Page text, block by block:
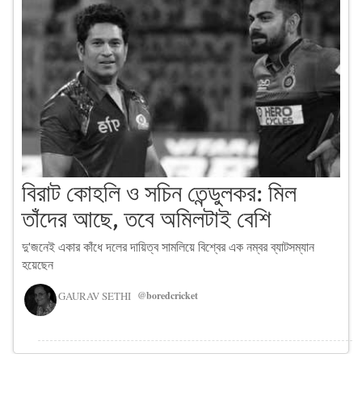
বিরাট কোহলি ও সচিন তেন্ডুলকর: মিল
তাঁদের আছে, তবে অমিলটাই বেশি
দু'জনেই একার কাঁধে দলের দায়িত্ব সামলিয়ে বিশ্বের এক নম্বর ব্যাটসম্যান
হয়েছেন
GAURAV SETHI @boredcricket